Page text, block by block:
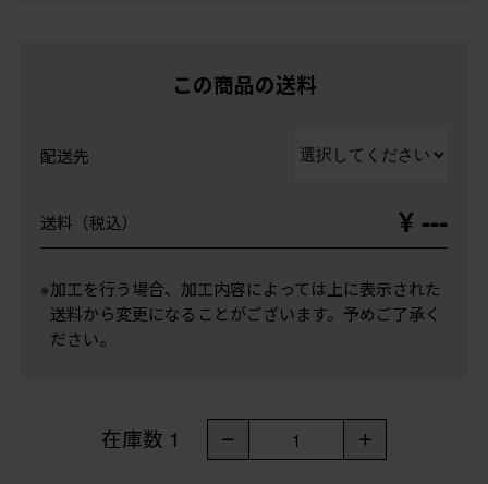
この商品の送料
配送先
送料（税込） ¥ ---
※加工を行う場合、加工内容によっては上に表示された
送料から変更になることがございます。予めご了承く
ださい。
在庫数 1 － 1 ＋